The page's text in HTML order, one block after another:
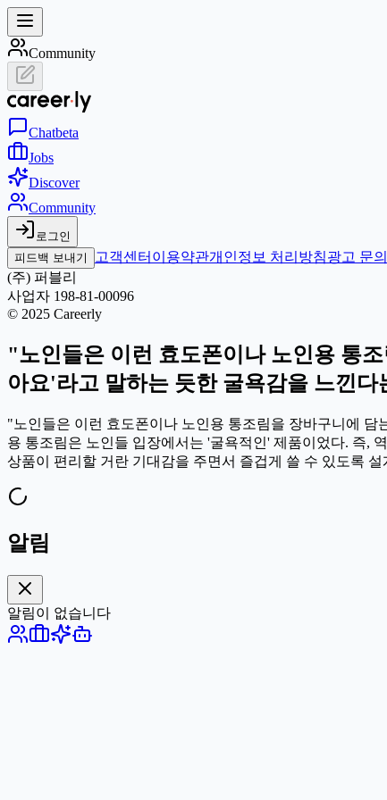
Community
Chatbeta
Jobs
Discover
Community
로그인
피드백 보내기
고객센터 이용약관개인정보 처리방침광고 문의
(주) 퍼블리
사업자 198-81-00096
© 2025 Careerly
"노인들은 이런 효도폰이나 노인용 통
아요'라고 말하는 듯한 굴욕감을 느낀
"노인들은 이런 효도폰이나 노인용 통조림을 장바구니에
용 통조림은 노인들 입장에서는 '굴욕적인' 제품이었다. 즉,
상품이 편리할 거란 기대감을 주면서 즐겁게 쓸 수 있도록 설
알림
알림이 없습니다